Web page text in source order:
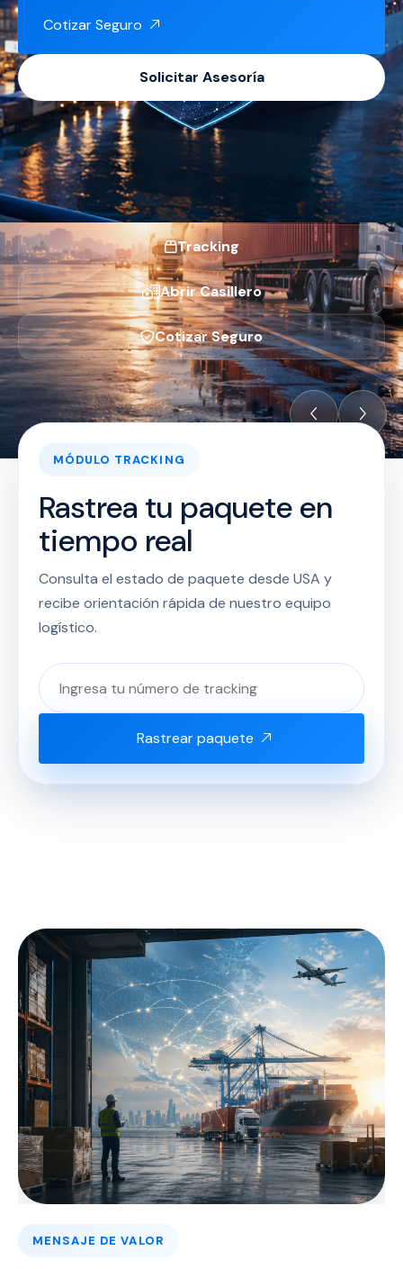
Solicitar Asesoría
Cotizar Seguro de Carga
Rastrear Paquete
Tracking
Abrir Casillero
Cotizar Seguro
Cotizar Seguro
Solicitar Asesoría
Cotizar Importación
Abrir Casillero
MÓDULO TRACKING
Rastrea tu paquete en
tiempo real
Consulta el estado de paquete desde USA y
recibe orientación rápida de nuestro equipo
logístico.
Rastrear paquete
MENSAJE DE VALOR